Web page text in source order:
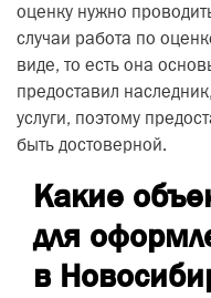
оценку нужно
случаи работа по
виде, то есть она
предоставил
услуги, поэтому
быть достоверной.
Какие
для
в